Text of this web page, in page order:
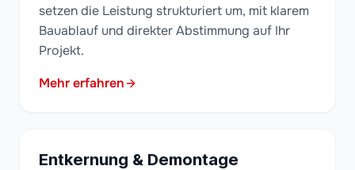
setzen die Leistung strukturiert um, mit klarem
Bauablauf und direkter Abstimmung auf Ihr
Projekt.
Mehr erfahren
Entkernung & Demontage